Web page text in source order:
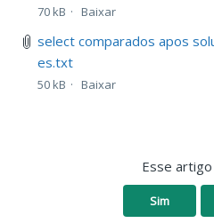
70 kB Baixar
select comparados apos
es.txt
50 kB Baixar
Esse
Sim